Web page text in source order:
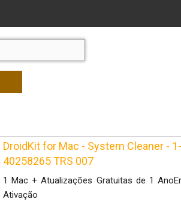
DroidKit for Mac - System Cleaner -
40258265 TRS 007
1 Mac + Atualizações Gratuitas de 1
Ativação